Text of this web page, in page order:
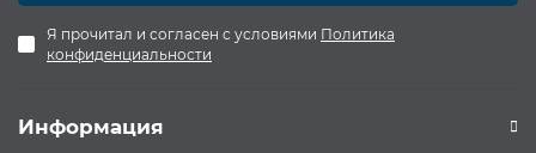
Я прочитал и согласен с условиями Политика
конфиденциальности
Информация